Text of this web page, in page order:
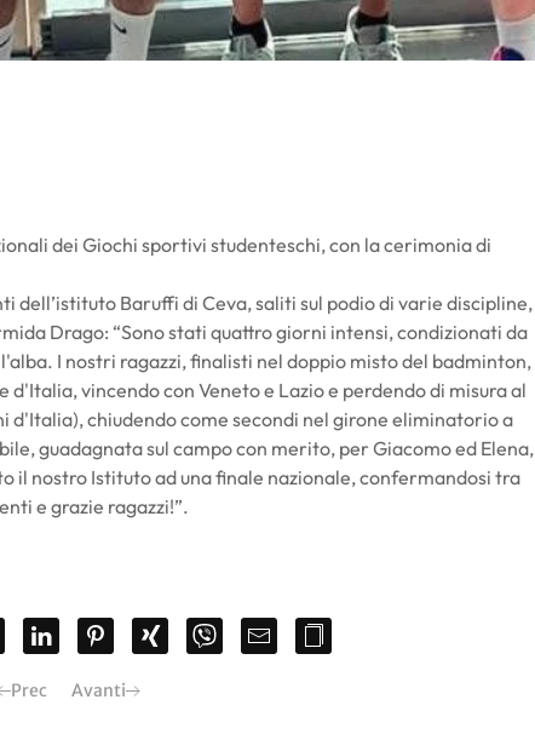
dei Giochi sportivi studenteschi, con la cerimonia di
dell’istituto Baruffi di Ceva, saliti sul podio di varie discipline,
Drago: “Sono stati quattro giorni intensi, condizionati da
I nostri ragazzi, finalisti nel doppio misto del badminton,
vincendo con Veneto e Lazio e perdendo di misura al
d'Italia), chiudendo come secondi nel girone eliminatorio a
guadagnata sul campo con merito, per Giacomo ed Elena,
il nostro Istituto ad una finale nazionale, confermandosi tra
e grazie ragazzi!”.
Prec Avanti